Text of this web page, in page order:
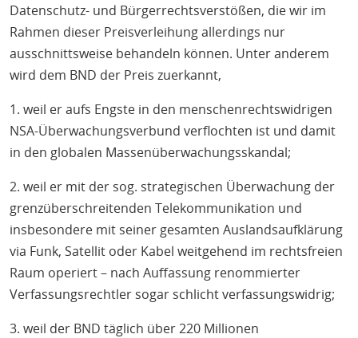
Datenschutz- und Bürgerrechtsverstößen, die wir im
Rahmen dieser Preisverleihung allerdings nur
ausschnittsweise behandeln können. Unter anderem
wird dem BND der Preis zuerkannt,
1. weil er aufs Engste in den menschenrechtswidrigen
NSA-Überwachungsverbund verflochten ist und damit
in den globalen Massenüberwachungsskandal;
2. weil er mit der sog. strategischen Überwachung der
grenzüberschreitenden Telekommunikation und
insbesondere mit seiner gesamten Auslandsaufklärung
via Funk, Satellit oder Kabel weitgehend im rechtsfreien
Raum operiert – nach Auffassung renommierter
Verfassungsrechtler sogar schlicht verfassungswidrig;
3. weil der BND täglich über 220 Millionen